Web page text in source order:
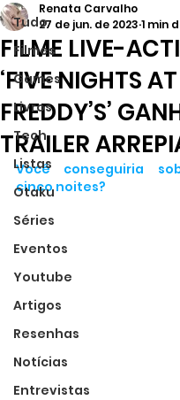
Tudo
Filmes
Games
Livros
Tech
Listas
Otaku
Séries
Eventos
Youtube
Artigos
Resenhas
Notícias
Entrevistas
FILME LIVE-
‘FIVE NIGHTS AT
FREDDY’S’
TRAILER
Renata Carvalho
27 de jun. de 2023 1 min
Você conseguiria
cinco noites?